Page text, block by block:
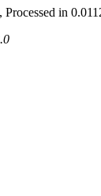
, Processed in